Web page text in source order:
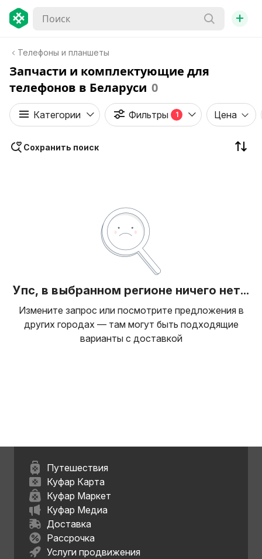
+
Телефоны и планшеты
Запчасти и комплектующие для
телефонов в Беларуси 0
Категории Фильтры 1 Цена
Сохранить поиск
Упс, в выбранном регионе ничего нет...
Измените запрос или посмотрите предложения в
других городах — там могут быть подходящие
варианты с доставкой
Путешествия
Куфар Карта
Куфар Маркет
Куфар Медиа
Доставка
Рассрочка
Услуги продвижения